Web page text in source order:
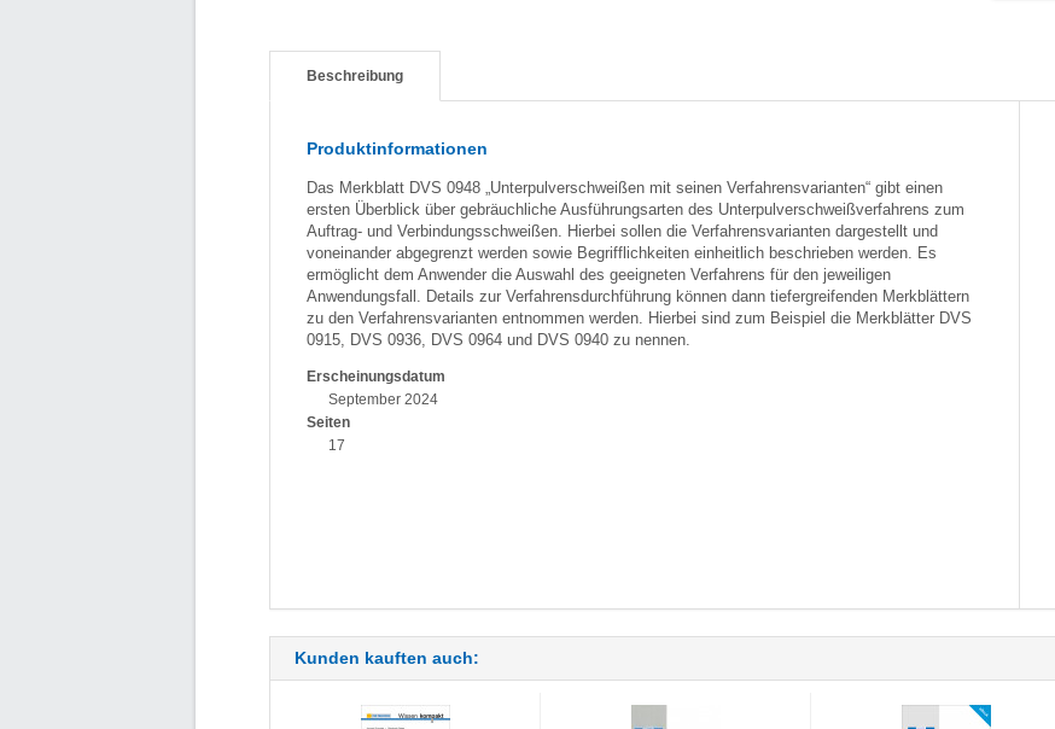
Beschreibung
Produktinformationen
Das Merkblatt DVS 0948 „Unterpulverschweißen mit seinen Verfahrensvarianten“ gibt einen
ersten Überblick über gebräuchliche Ausführungsarten des Unterpulverschweißverfahrens zum
Auftrag- und Verbindungsschweißen. Hierbei sollen die Verfahrensvarianten dargestellt und
voneinander abgegrenzt werden sowie Begrifflichkeiten einheitlich beschrieben werden. Es
ermöglicht dem Anwender die Auswahl des geeigneten Verfahrens für den jeweiligen
Anwendungsfall. Details zur Verfahrensdurchführung können dann tiefergreifenden Merkblättern
zu den Verfahrensvarianten entnommen werden. Hierbei sind zum Beispiel die Merkblätter DVS
0915, DVS 0936, DVS 0964 und DVS 0940 zu nennen.
Erscheinungsdatum
September 2024
Seiten
17
Kunden kauften auch: